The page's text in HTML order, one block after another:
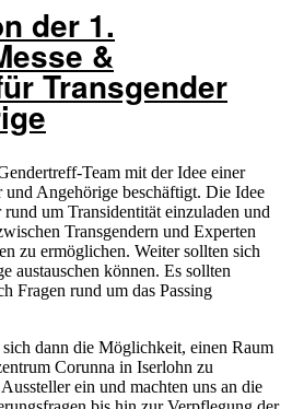
der 1.
&
Transgender
Team mit der Idee einer
und Angehörige beschäftigt. Die Idee
um Transidentität einzuladen und
Transgendern und Experten
zu ermöglichen. Weiter sollten sich
austauschen können. Es sollten
Fragen rund um das Passing
dann die Möglichkeit, einen Raum
Corunna in Iserlohn zu
ein und machten uns an die